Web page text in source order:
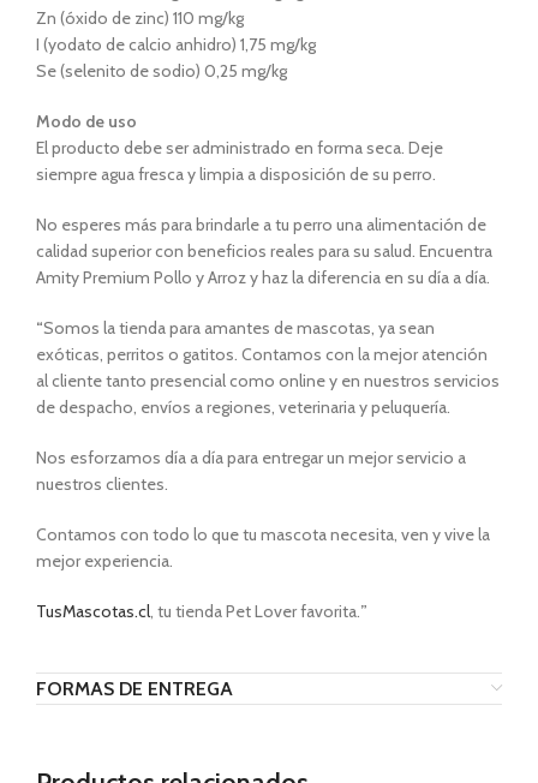
Zn (óxido de zinc) 110 mg/kg
I (yodato de calcio anhidro) 1,75 mg/kg
Se (selenito de sodio) 0,25 mg/kg
Modo de uso
El producto debe ser administrado en forma seca. Deje
siempre agua fresca y limpia a disposición de su perro.
No esperes más para brindarle a tu perro una alimentación de
calidad superior con beneficios reales para su salud. Encuentra
Amity Premium Pollo y Arroz y haz la diferencia en su día a día.
“Somos la tienda para amantes de mascotas, ya sean
exóticas, perritos o gatitos. Contamos con la mejor atención
al cliente tanto presencial como online y en nuestros servicios
de despacho, envíos a regiones, veterinaria y peluquería.
Nos esforzamos día a día para entregar un mejor servicio a
nuestros clientes.
Contamos con todo lo que tu mascota necesita, ven y vive la
mejor experiencia.
TusMascotas.cl, tu tienda Pet Lover favorita.”
FORMAS DE ENTREGA